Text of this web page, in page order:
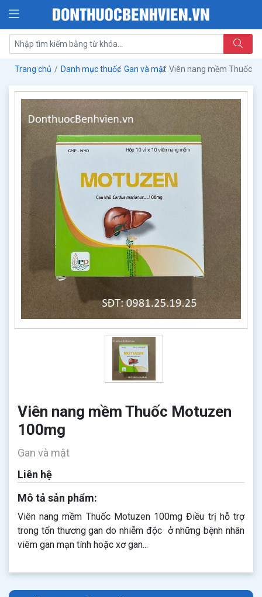
Trang chủ Danh mục thuốc Gan và mật Viên nang mềm Thuốc
Viên nang mềm Thuốc Motuzen
100mg
Gan và mật
Liên hệ
Mô tả sản phẩm:
Viên nang mềm Thuốc Motuzen 100mg Điều trị hỗ trợ
trong tổn thương gan do nhiễm độc ở những bệnh nhân
viêm gan mạn tính hoặc xơ gan...